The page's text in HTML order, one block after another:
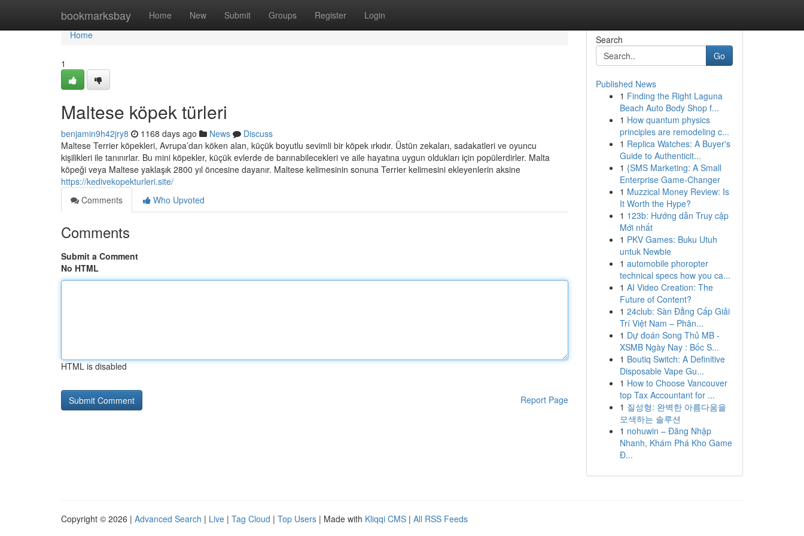
bookmarksbay Home New Submit Groups Register Login
Home
Home
1
Maltese köpek türleri
benjamin9h42jry8 1168 days ago News
Discuss
Maltese Terrier köpekleri, Avrupa’dan köken alan, küçük boyutlu sevimli bir köpek ırkıdır. Üstün zekaları, sadakatleri ve oyuncu
kişilikleri ile tanınırlar. Bu mini köpekler, küçük evlerde de barınabilecekleri ve aile hayatına uygun oldukları için popülerdirler. Malta
köpeği veya Maltese yaklaşık 2800 yıl öncesine dayanır. Maltese kelimesinin sonuna Terrier kelimesini ekleyenlerin aksine
https://kedivekopekturleri.site/
Comments
Who Upvoted
Comments
Submit a Comment
No HTML
HTML is disabled
Report Page
Search
Go
Published News
1 Finding the Right Laguna
Beach Auto Body Shop f...
1 How quantum physics
principles are remodeling c...
1 Replica Watches: A Buyer's
Guide to Authenticit...
1 {SMS Marketing: A Small
Enterprise Game-Changer
1 Muzzical Money Review: Is
It Worth the Hype?
1 123b: Hướng dẫn Truy cập
Mới nhất
1 PKV Games: Buku Utuh
untuk Newbie
1 automobile phoropter
technical specs how you ca...
1 AI Video Creation: The
Future of Content?
1 24club: Sàn Đẳng Cấp Giải
Trí Việt Nam – Phân...
1 Dự đoán Song Thủ MB -
XSMB Ngày Nay : Bốc S...
1 Boutiq Switch: A Definitive
Disposable Vape Gu...
1 How to Choose Vancouver
top Tax Accountant for ...
1 질성형: 완벽한 아름다움을
모색하는 솔루션
1 nohuwin – Đăng Nhập
Nhanh, Khám Phá Kho Game
Đ...
Copyright © 2026 | Advanced Search | Live | Tag Cloud | Top Users | Made with Kliqqi CMS | All RSS Feeds